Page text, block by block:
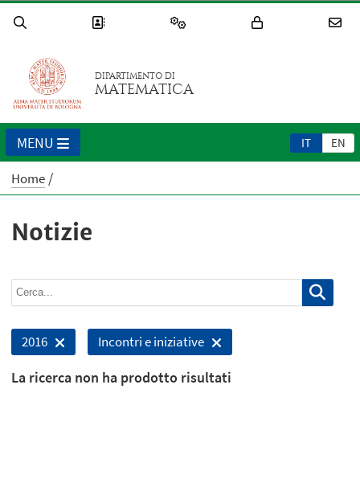
DIPARTIMENTO DI
MATEMATICA
IT EN
MENU
Home
Notizie
2016 Incontri e iniziative
La ricerca non ha prodotto risultati